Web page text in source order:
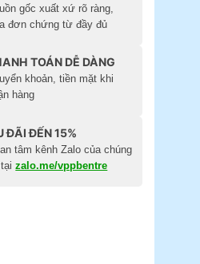
gốc xuất xứ rõ ràng,
đơn chứng từ đầy đủ
TOÁN DỄ DÀNG
khoản, tiền mặt khi
hàng
ĐÃI ĐẾN 15%
tâm kênh Zalo của chúng
tạizalo.me/vppbentre